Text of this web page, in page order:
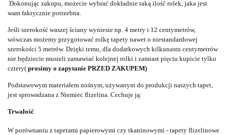
Dokonując zakupu, możecie wybrać dokładnie taką ilość rolek, jaka jest
wam faktycznie potrzebna.
Jeśli szerokość waszej ściany wyniesie np. 4 metry i 12 centymetrów,
wówczas możemy przygotować rolkę tapety nawet o niestandardowej
szerokości 5 metrów. Dzięki temu, dla dodatkowych kilkunastu centymetrów
nie będziecie musieli zamawiać kolejnej rolki i zamiast pięciu kupicie tylko
cztery( prosimy o zapytanie PRZED ZAKUPEM)
Podstawowym materiałem nośnym, używanym do produkcji naszych tapet,
jest sprowadzana z Niemiec flizelina. Cechuje ją:
Trwałość
W porównaniu z tapetami papierowymi czy tkaninowymi - tapety flizelinowe